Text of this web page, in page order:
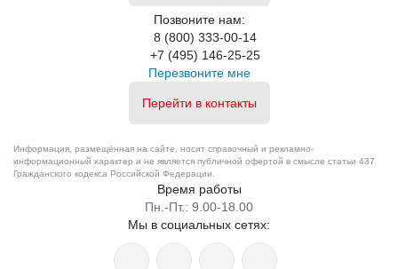
Позвоните нам:
8 (800) 333-00-14
+7 (495) 146-25-25
Перезвоните мне
Перейти в контакты
Информация, размещённая на сайте, носит справочный и рекламно-
информационный характер и не является публичной офертой в смысле статьи 437
Гражданского кодекса Российской Федерации.
Время работы
Пн.-Пт.: 9.00-18.00
Мы в социальных сетях: